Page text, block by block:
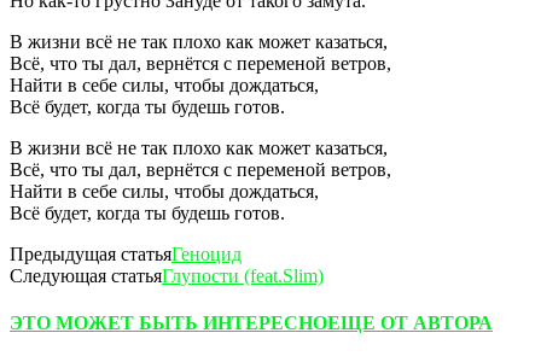
В жизни всё не так плохо как может казаться,
Всё, что ты дал, вернётся с переменой ветров,
Найти в себе силы, чтобы дождаться,
Всё будет, когда ты будешь готов.
В жизни всё не так плохо как может казаться,
Всё, что ты дал, вернётся с переменой ветров,
Найти в себе силы, чтобы дождаться,
Всё будет, когда ты будешь готов.
Предыдущая статьяГеноцид
Следующая статьяГлупости (feat.Slim)
ЭТО МОЖЕТ БЫТЬ ИНТЕРЕСНОЕЩЕ ОТ АВТОРА